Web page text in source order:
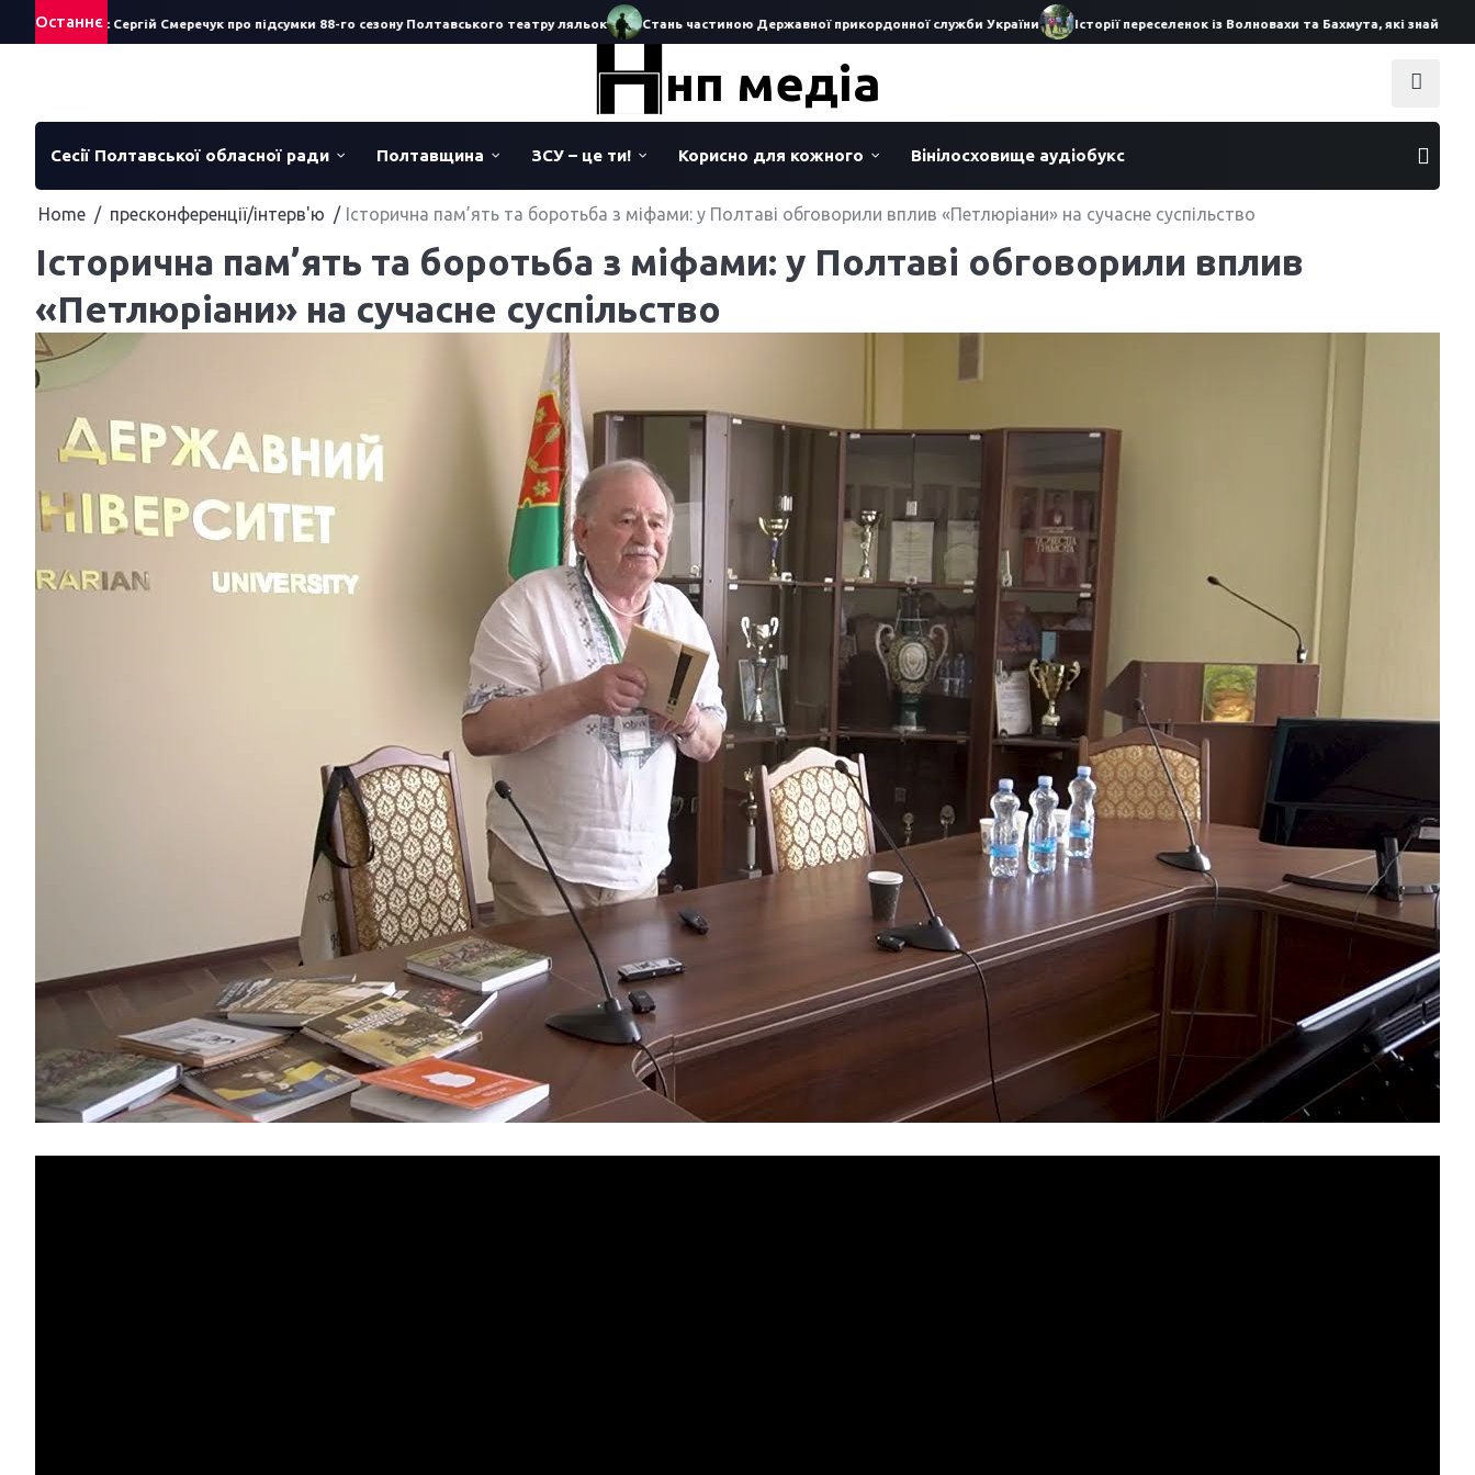
Останнє
за рік: Сергій Смеречук про підсумки 88-го сезону Полтавського театру ляльок Стань частиною Державної прикордонної служби України Історії переселенок із Волновахи та Бахмута, які знайшли
нп медіа
Сесії Полтавської обласної ради Полтавщина ЗСУ – це ти! Корисно для кожного Вінілосховище аудіобукс
Home пресконференції/інтерв'ю Історична пам’ять та боротьба з міфами: у Полтаві обговорили вплив «Петлюріани» на сучасне суспільство
Історична пам’ять та боротьба з міфами: у Полтаві обговорили вплив
«Петлюріани» на сучасне суспільство